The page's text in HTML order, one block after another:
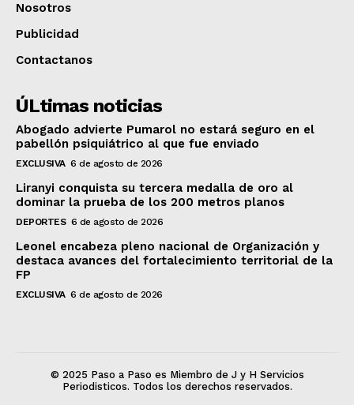
Nosotros
Publicidad
Contactanos
ÚLtimas noticias
Abogado advierte Pumarol no estará seguro en el
pabellón psiquiátrico al que fue enviado
EXCLUSIVA 6 de agosto de 2026
Liranyi conquista su tercera medalla de oro al
dominar la prueba de los 200 metros planos
DEPORTES 6 de agosto de 2026
Leonel encabeza pleno nacional de Organización y
destaca avances del fortalecimiento territorial de la
FP
EXCLUSIVA 6 de agosto de 2026
© 2025 Paso a Paso es Miembro de J y H Servicios
Periodisticos. Todos los derechos reservados.